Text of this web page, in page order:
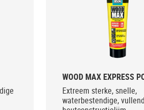
WOOD MAX EXPRESS
Extreem sterke, snelle,
waterbestendige,